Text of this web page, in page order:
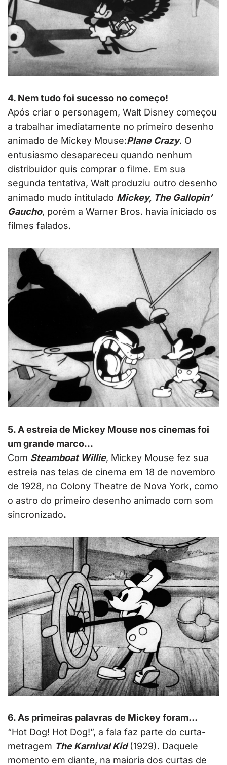
4. Nem tudo foi sucesso no começo!
Após criar o personagem, Walt Disney começou
a trabalhar imediatamente no primeiro desenho
animado de Mickey Mouse:Plane Crazy. O
entusiasmo desapareceu quando nenhum
distribuidor quis comprar o filme. Em sua
segunda tentativa, Walt produziu outro desenho
animado mudo intitulado Mickey, The Gallopin’
Gaucho, porém a Warner Bros. havia iniciado os
filmes falados.
5. A estreia de Mickey Mouse nos cinemas foi
um grande marco…
Com Steamboat Willie, Mickey Mouse fez sua
estreia nas telas de cinema em 18 de novembro
de 1928, no Colony Theatre de Nova York, como
o astro do primeiro desenho animado com som
sincronizado.
6. As primeiras palavras de Mickey foram…
“Hot Dog! Hot Dog!”, a fala faz parte do curta-
metragem The Karnival Kid(1929). Daquele
momento em diante, na maioria dos curtas de